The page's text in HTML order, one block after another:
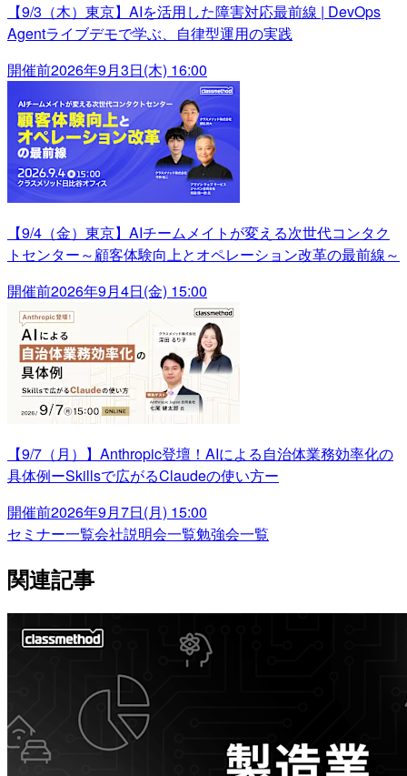
【9/3（木）東京】AIを活用した障害対応最前線 | DevOps
Agentライブデモで学ぶ、自律型運用の実践
開催前2026年9月3日(木) 16:00
【9/4（金）東京】AIチームメイトが変える次世代コンタク
トセンター～顧客体験向上とオペレーション改革の最前線～
開催前2026年9月4日(金) 15:00
【9/7（月）】Anthropic登壇！AIによる自治体業務効率化の
具体例ーSkillsで広がるClaudeの使い方ー
開催前2026年9月7日(月) 15:00
セミナー一覧会社説明会一覧勉強会一覧
関連記事